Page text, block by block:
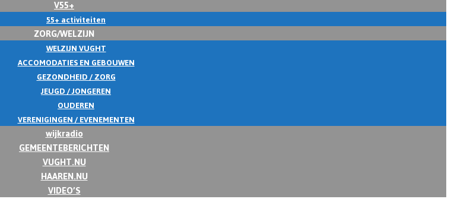
V55+
55+ activiteiten
ZORG/WELZIJN
WELZIJN VUGHT
ACCOMODATIES EN GEBOUWEN
GEZONDHEID / ZORG
JEUGD / JONGEREN
OUDEREN
VERENIGINGEN / EVENEMENTEN
wijkradio
GEMEENTEBERICHTEN
VUGHT.NU
HAAREN.NU
VIDEO’S